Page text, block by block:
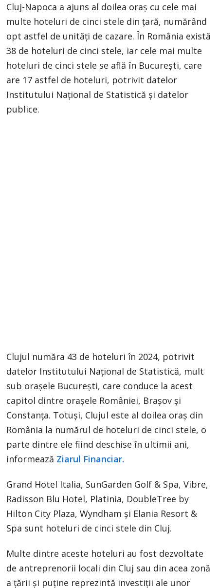
Cluj-Napoca a ajuns al doilea oraş cu cele mai
multe hoteluri de cinci stele din ţară, numărând
opt astfel de unităţi de cazare. În România există
38 de hoteluri de cinci stele, iar cele mai multe
hoteluri de cinci stele se află în Bucureşti, care
are 17 astfel de hoteluri, potrivit datelor
Institutului Naţional de Statistică şi datelor
publice.
Clujul număra 43 de hoteluri în 2024, potrivit
datelor Institutului Naţional de Statistică, mult
sub oraşele Bucureşti, care conduce la acest
capitol dintre oraşele României, Braşov şi
Constanţa. Totuşi, Clujul este al doilea oraş din
România la numărul de hoteluri de cinci stele, o
parte dintre ele fiind deschise în ultimii ani,
informează Ziarul Financiar.
Grand Hotel Italia, SunGarden Golf & Spa, Vibre,
Radisson Blu Hotel, Platinia, DoubleTree by
Hilton City Plaza, Wyndham şi Elania Resort &
Spa sunt hoteluri de cinci stele din Cluj.
Multe dintre aceste hoteluri au fost dezvoltate
de antreprenorii locali din Cluj sau din acea zonă
a ţării şi puţine reprezintă investiţii ale unor